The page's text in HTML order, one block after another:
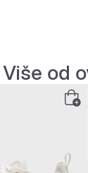
Više od